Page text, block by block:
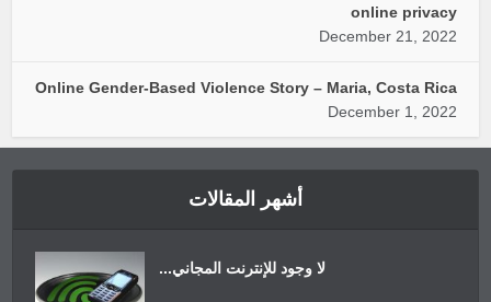
online privacy
December 21, 2022
Online Gender-Based Violence Story – Maria, Costa Rica
December 1, 2022
أشهر المقالات
لا وجود للإنترنت المجاني...